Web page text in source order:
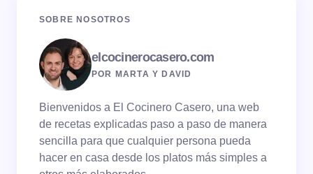
SOBRE NOSOTROS
elcocinerocasero.com
POR MARTA Y DAVID
Bienvenidos a El Cocinero Casero, una web
de recetas explicadas paso a paso de manera
sencilla para que cualquier persona pueda
hacer en casa desde los platos más simples a